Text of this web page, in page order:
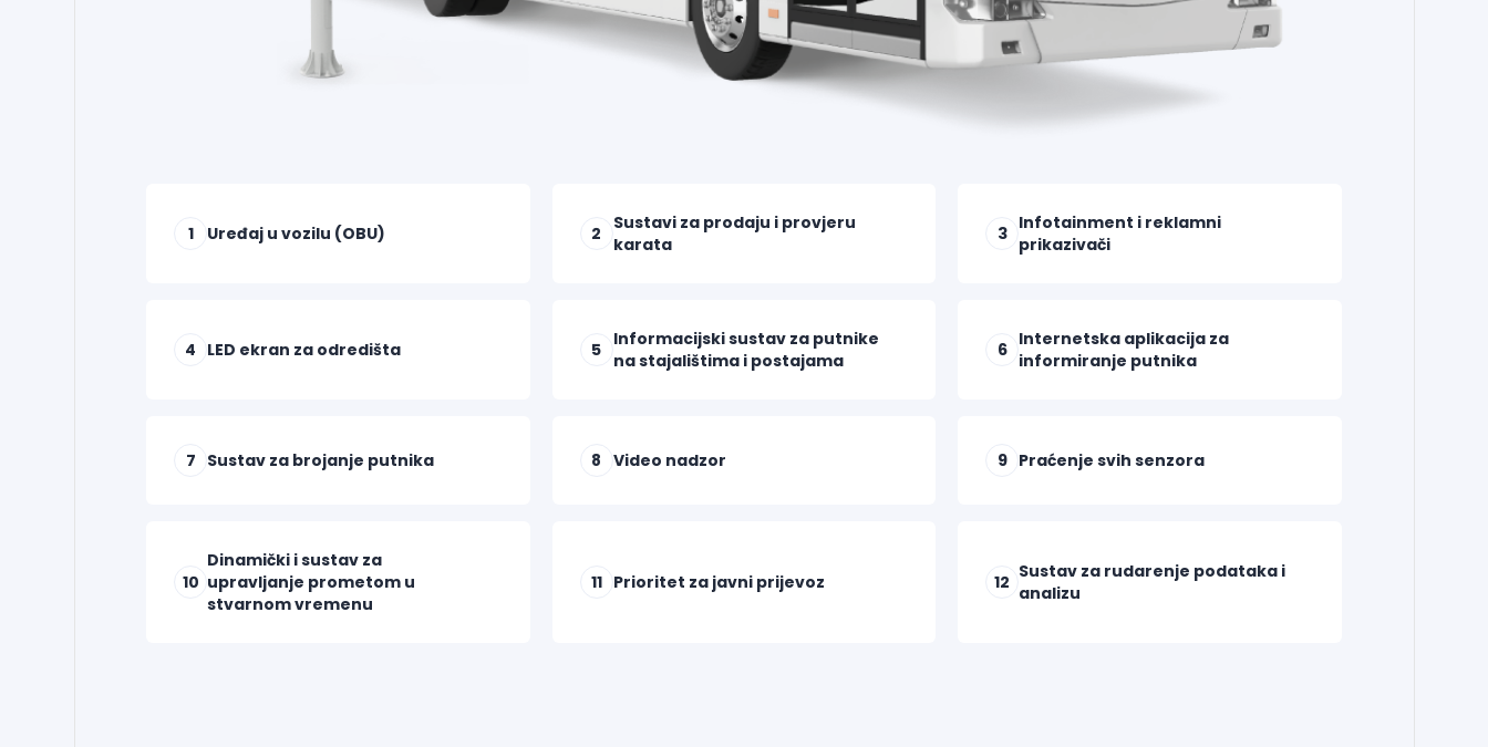
1 Uređaj u vozilu (OBU) 2
Sustavi za prodaju i provjeru
karata
3 Infotainment i reklamni
prikazivači
4 LED ekran za odredišta 5 Informacijski sustav za putnike
na stajalištima i postajama
6 Internetska aplikacija za
informiranje putnika
7 Sustav za brojanje putnika 8 Video nadzor 9 Praćenje svih senzora
10
Dinamički i sustav za
upravljanje prometom u
stvarnom vremenu
11 Prioritet za javni prijevoz 12 Sustav za rudarenje podataka i
analizu